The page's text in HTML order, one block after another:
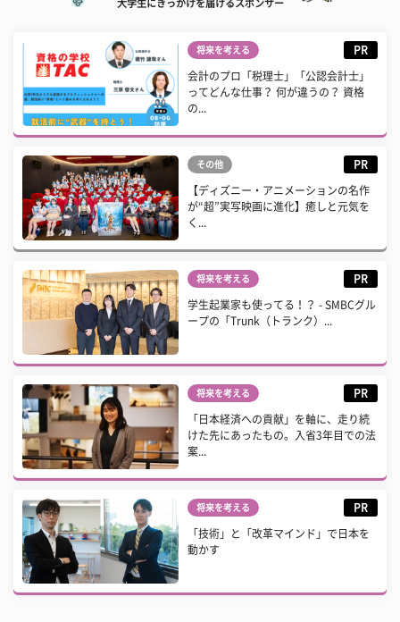
大学生にきっかけを届けるスポンサー
将来を考える PR
会計のプロ「税理士」「公認会計士」
ってどんな仕事？ 何が違うの？ 資格
の...
その他 PR
【ディズニー・アニメーションの名作
が“超”実写映画に進化】癒しと元気を
く...
将来を考える PR
学生起業家も使ってる！？ - SMBCグル
ープの「Trunk（トランク）...
将来を考える PR
「日本経済への貢献」を軸に、走り続
けた先にあったもの。入省3年目での法
案...
将来を考える PR
「技術」と「改革マインド」で日本を
動かす